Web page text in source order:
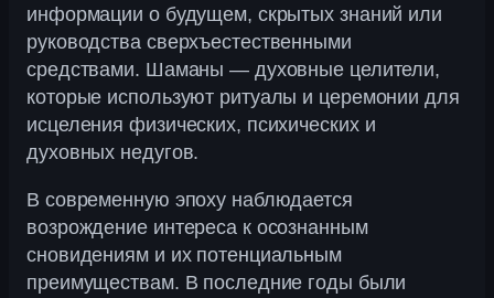
информации о будущем, скрытых знаний или
руководства сверхъестественными
средствами. Шаманы — духовные целители,
которые используют ритуалы и церемонии для
исцеления физических, психических и
духовных недугов.
В современную эпоху наблюдается
возрождение интереса к осознанным
сновидениям и их потенциальным
преимуществам. В последние годы были